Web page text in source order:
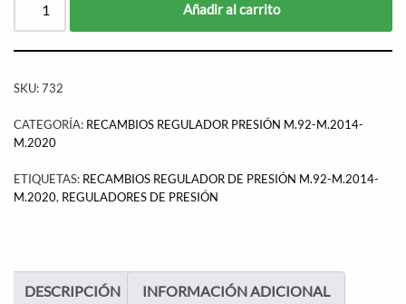
Añadir al carrito
SKU:732
CATEGORÍA: RECAMBIOS REGULADOR PRESIÓN M.92-M.2014-
M.2020
ETIQUETAS: RECAMBIOS REGULADOR DE PRESIÓN M.92-M.2014-
M.2020, REGULADORES DE PRESIÓN
DESCRIPCIÓN INFORMACIÓN ADICIONAL